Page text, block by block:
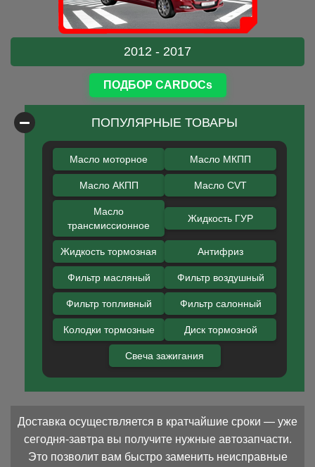
2012 - 2017
ПОДБОР CARDOCs
ПОПУЛЯРНЫЕ ТОВАРЫ
Масло моторное Масло МКПП
Масло АКПП Масло CVT
Масло
трансмиссионное
Жидкость ГУР
Жидкость тормозная Антифриз
Фильтр масляный Фильтр воздушный
Фильтр топливный Фильтр салонный
Колодки тормозные Диск тормозной
Свеча зажигания
Доставка осуществляется в кратчайшие сроки — уже
сегодня-завтра вы получите нужные автозапчасти.
Это позволит вам быстро заменить неисправные